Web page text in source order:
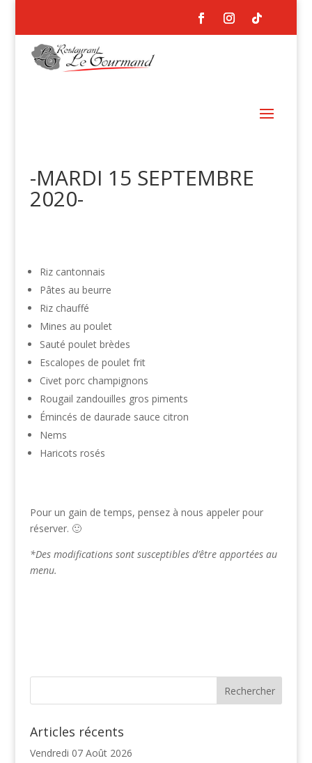
-MARDI 15 SEPTEMBRE
2020-
Riz cantonnais
Pâtes au beurre
Riz chauffé
Mines au poulet
Sauté poulet brèdes
Escalopes de poulet frit
Civet porc champignons
Rougail zandouilles gros piments
Émincés de daurade sauce citron
Nems
Haricots rosés
Pour un gain de temps, pensez à nous appeler pour
réserver. 🙂
*Des modifications sont susceptibles d’être apportées au
menu.
Articles récents
Vendredi 07 Août 2026